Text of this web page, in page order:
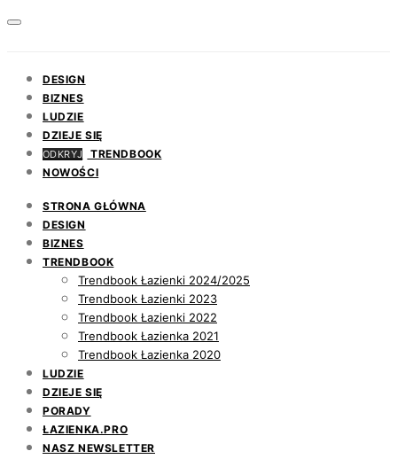
DESIGN
BIZNES
LUDZIE
DZIEJE SIĘ
ODKRYJ
TRENDBOOK
NOWOŚCI
STRONA GŁÓWNA
DESIGN
BIZNES
TRENDBOOK
Trendbook Łazienki 2024/2025
Trendbook Łazienki 2023
Trendbook Łazienki 2022
Trendbook Łazienka 2021
Trendbook Łazienka 2020
LUDZIE
DZIEJE SIĘ
PORADY
ŁAZIENKA.PRO
NASZ NEWSLETTER